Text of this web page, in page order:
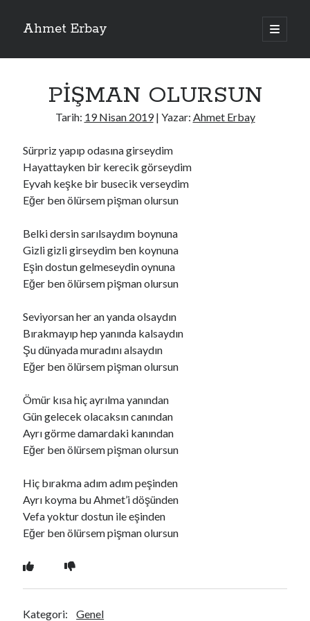
Ahmet Erbay
ana
menüyü
Yan
Menü
ELİF BENİ BIRAKMA
AĞLAMAYIN BOŞUNA
ÖLÜM GELSİN
DOĞRU YOLDAN ÇIKAMAM
Son Yorumlar
BAĞIŞLA ADINIiçindario72
BAĞIŞLA ADINIiçinold_betty6573
BAĞIŞLA ADINIiçinfoodie22
BAĞIŞLA ADINIiçinZoe72
Ara
PİŞMAN OLURSUN
Tarih: 19 Nisan 2019| Yazar: Ahmet Erbay
Sürpriz yapıp odasına girseydim
Hayattayken bir kerecik görseydim
Eyvah keşke bir busecik verseydim
Eğer ben ölürsem pişman olursun
Belki dersin sarılsaydım boynuna
Gizli gizli girseydim ben koynuna
Eşin dostun gelmeseydin oynuna
Eğer ben ölürsem pişman olursun
Seviyorsan her an yanda olsaydın
Bırakmayıp hep yanında kalsaydın
Şu dünyada muradını alsaydın
Eğer ben ölürsem pişman olursun
Ömür kısa hiç ayrılma yanından
Gün gelecek olacaksın canından
Ayrı görme damardaki kanından
Eğer ben ölürsem pişman olursun
Hiç bırakma adım adım peşinden
Ayrı koyma bu Ahmet’i döşünden
Vefa yoktur dostun ile eşinden
Eğer ben ölürsem pişman olursun
Kategori: Genel